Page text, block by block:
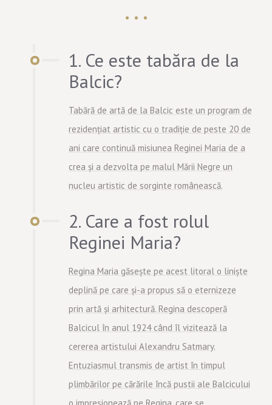
1. Ce este tabăra de la
Balcic?
Tabără de artă de la Balcic este un program de
rezidențiat artistic cu o tradiție de peste 20 de
ani care continuă misiunea Reginei Maria de a
crea și a dezvolta pe malul Mării Negre un
nucleu artistic de sorginte românească.
2. Care a fost rolul
Reginei Maria?
Regina Maria găsește pe acest litoral o liniște
deplină pe care și-a propus să o eternizeze
prin artă și arhitectură. Regina descoperă
Balcicul în anul 1924 când îl vizitează la
cererea artistului Alexandru Satmary.
Entuziasmul transmis de artist în timpul
plimbărilor pe cărările încă pustii ale Balcicului